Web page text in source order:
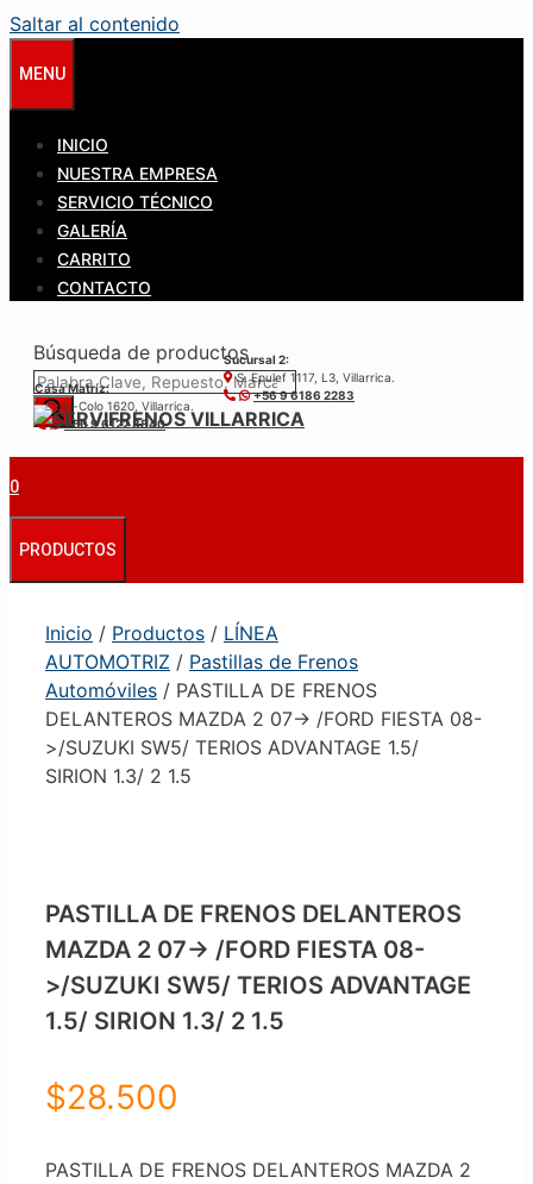
Saltar al contenido
MENU
INICIO
NUESTRA EMPRESA
SERVICIO TÉCNICO
GALERÍA
CARRITO
CONTACTO
Búsqueda de productos
Casa Matríz:
Colo-Colo 1620, Villarrica.
+56 9 6122 3840
Sucursal 2:
S. Epulef 1117, L3, Villarrica.
+56 9 6186 2283
0
PRODUCTOS
Inicio / Productos / LÍNEA
AUTOMOTRIZ / Pastillas de Frenos
Automóviles / PASTILLA DE FRENOS
DELANTEROS MAZDA 2 07-> /FORD FIESTA 08-
>/SUZUKI SW5/ TERIOS ADVANTAGE 1.5/
SIRION 1.3/ 2 1.5
PASTILLA DE FRENOS DELANTEROS
MAZDA 2 07-> /FORD FIESTA 08-
>/SUZUKI SW5/ TERIOS ADVANTAGE
1.5/ SIRION 1.3/ 2 1.5
$28.500
PASTILLA DE FRENOS DELANTEROS MAZDA 2